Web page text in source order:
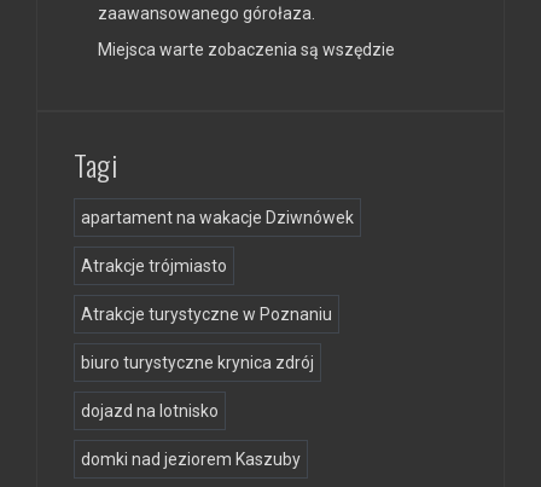
zaawansowanego górołaza.
Miejsca warte zobaczenia są wszędzie
Tagi
apartament na wakacje Dziwnówek
Atrakcje trójmiasto
Atrakcje turystyczne w Poznaniu
biuro turystyczne krynica zdrój
dojazd na lotnisko
domki nad jeziorem Kaszuby